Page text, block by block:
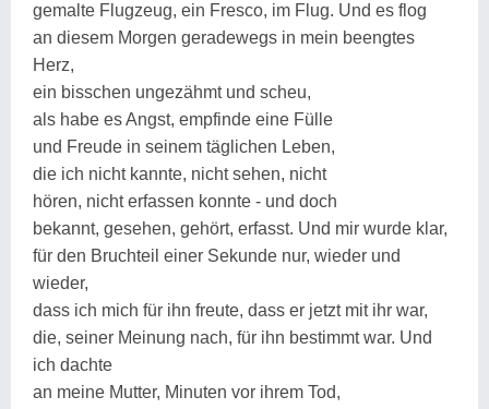
gemalte Flugzeug, ein Fresco, im Flug. Und es flog
an diesem Morgen geradewegs in mein beengtes
Herz,
ein bisschen ungezähmt und scheu,
als habe es Angst, empfinde eine Fülle
und Freude in seinem täglichen Leben,
die ich nicht kannte, nicht sehen, nicht
hören, nicht erfassen konnte - und doch
bekannt, gesehen, gehört, erfasst. Und mir wurde klar,
für den Bruchteil einer Sekunde nur, wieder und
wieder,
dass ich mich für ihn freute, dass er jetzt mit ihr war,
die, seiner Meinung nach, für ihn bestimmt war. Und
ich dachte
an meine Mutter, Minuten vor ihrem Tod,